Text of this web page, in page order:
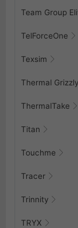
Team Group
TelForceOne
Texsim
Thermal Grizzly
ThermalTake
Titan
Touchme
Tracer
Trinnity
TRYX